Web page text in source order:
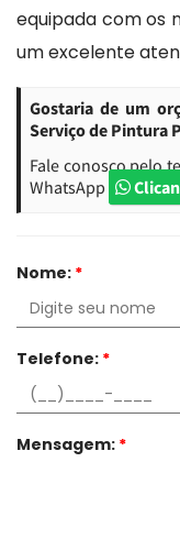
equipada com os
um excelente
Gostaria de um
Serviço de Pintura
Fale conosco pelo
WhatsApp
Nome: *
Telefone: *
Mensagem: *